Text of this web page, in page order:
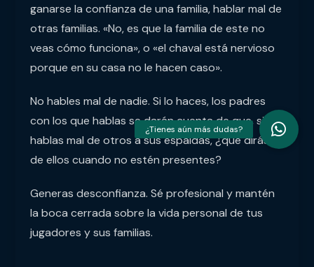
ganarse la confianza de una familia, hablar mal de
otras familias. «No, es que la familia de este no
veas cómo funciona», o «el chaval está nervioso
porque en su casa no le hacen caso».
No hables mal de nadie. Si lo haces, los padres
con los que hablas se darán cuenta de que, si
hablas mal de otros a sus espaldas, ¿qué dirás
de ellos cuando no estén presentes?
Generas desconfianza. Sé profesional y mantén
la boca cerrada sobre la vida personal de tus
jugadores y sus familias.